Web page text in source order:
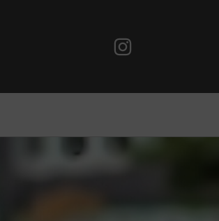
Instagram